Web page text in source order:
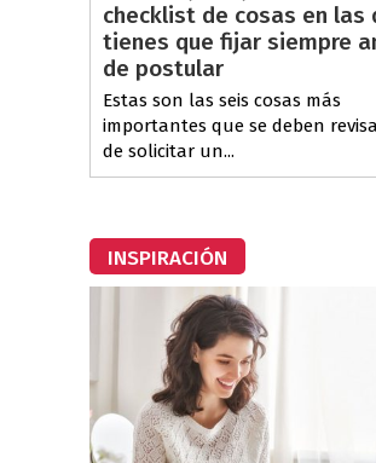
checklist de cosas en las
tienes que fijar siempre
de postular
Estas son las seis cosas más
importantes que se deben
de solicitar un...
INSPIRACIÓN